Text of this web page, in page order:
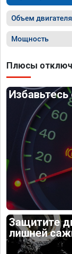
Объем двигателя
Мощность
Плюсы
Защитите
лишней